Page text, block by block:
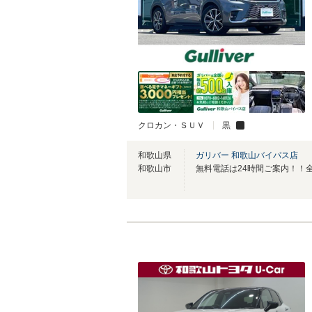
クロカン・ＳＵＶ 黒
和歌山県
和歌山市
ガリバー 和歌山バイパス店